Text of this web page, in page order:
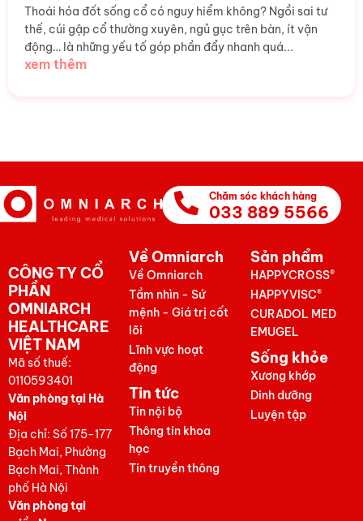
Thoái hóa đốt sống cổ có nguy hiểm không? Ngồi sai tư
thế, cúi gập cổ thường xuyên, ngủ gục trên bàn, ít vận
động… là những yếu tố góp phần đẩy nhanh quá...
xem thêm
Chăm sóc khách hàng
033 889 5566
CÔNG TY CỔ
PHẦN
OMNIARCH
HEALTHCARE
VIỆT NAM
Mã số thuế:
0110593401
Văn phòng tại Hà
Nội
Địa chỉ: Số 175-177
Bạch Mai, Phường
Bạch Mai, Thành
phố Hà Nội
Văn phòng tại
Về Omniarch
Về Omniarch
Tầm nhìn - Sứ
mệnh - Giá trị cốt
lõi
Lĩnh vực hoạt
động
Tin tức
Tin nội bộ
Thông tin khoa
học
Tin truyền thông
Sản phẩm
HAPPYCROSS®
HAPPYVISC®
CURADOL MED
EMUGEL
Sống khỏe
Xương khớp
Dinh dưỡng
Luyện tập